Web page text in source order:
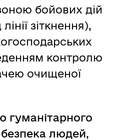
бойових дій
зіткнення),
контролю
очищеної
гуманітарного
людей,